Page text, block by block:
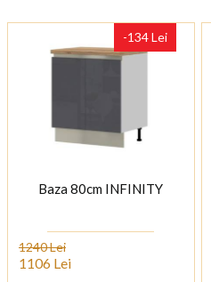
-134 Lei
Baza 80cm INFINITY
1240 Lei
1106 Lei